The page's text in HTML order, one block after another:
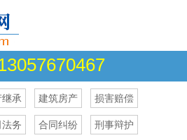
承 建筑房产 损害赔偿
务 合同纠纷 刑事辩护